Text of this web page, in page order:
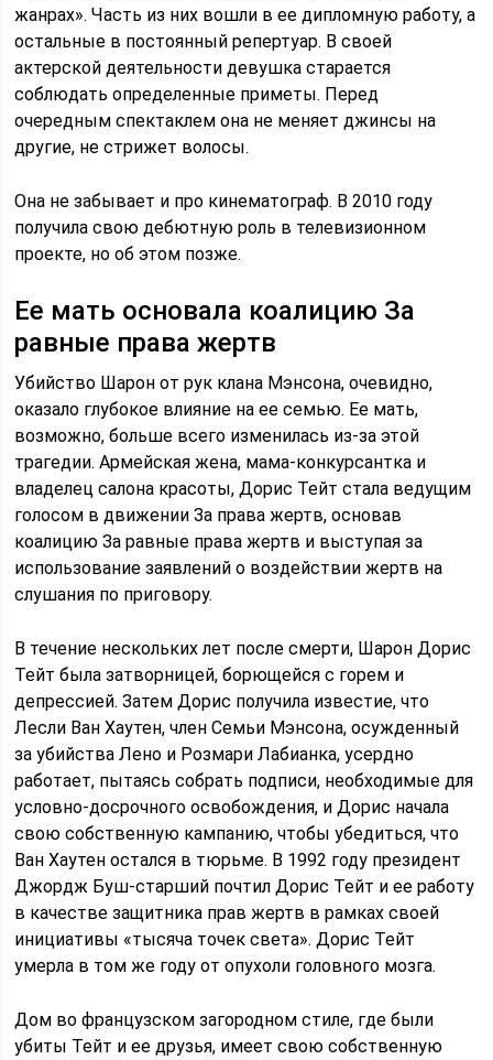
жанрах». Часть из них вошли в ее дипломную работу, а
остальные в постоянный репертуар. В своей
актерской деятельности девушка старается
соблюдать определенные приметы. Перед
очередным спектаклем она не меняет джинсы на
другие, не стрижет волосы.
Она не забывает и про кинематограф. В 2010 году
получила свою дебютную роль в телевизионном
проекте, но об этом позже.
Ее мать основала коалицию За
равные права жертв
Убийство Шарон от рук клана Мэнсона, очевидно,
оказало глубокое влияние на ее семью. Ее мать,
возможно, больше всего изменилась из-за этой
трагедии. Армейская жена, мама-конкурсантка и
владелец салона красоты, Дорис Тейт стала ведущим
голосом в движении За права жертв, основав
коалицию За равные права жертв и выступая за
использование заявлений о воздействии жертв на
слушания по приговору.
В течение нескольких лет после смерти, Шарон Дорис
Тейт была затворницей, борющейся с горем и
депрессией. Затем Дорис получила известие, что
Лесли Ван Хаутен, член Семьи Мэнсона, осужденный
за убийства Лено и Розмари Лабианка, усердно
работает, пытаясь собрать подписи, необходимые для
условно-досрочного освобождения, и Дорис начала
свою собственную кампанию, чтобы убедиться, что
Ван Хаутен остался в тюрьме. В 1992 году президент
Джордж Буш-старший почтил Дорис Тейт и ее работу
в качестве защитника прав жертв в рамках своей
инициативы «тысяча точек света». Дорис Тейт
умерла в том же году от опухоли головного мозга.
Дом во французском загородном стиле, где были
убиты Тейт и ее друзья, имеет свою собственную